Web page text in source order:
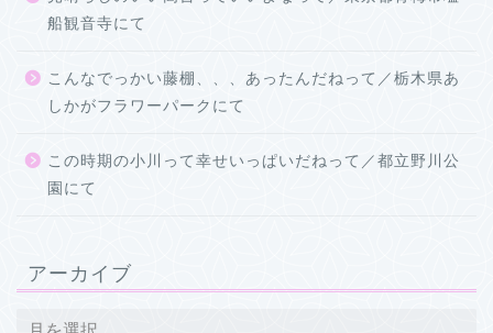
船観音寺にて
こんなでっかい藤棚、、、あったんだねって／栃木県あ
しかがフラワーパークにて
この時期の小川って幸せいっぱいだねって／都立野川公
園にて
アーカイブ